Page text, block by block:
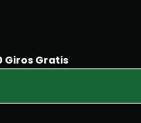
Giros Gratis